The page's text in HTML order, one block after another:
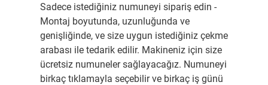
Sadece istediğiniz numuneyi sipariş edin -
Montaj boyutunda, uzunluğunda ve
genişliğinde, ve size uygun istediğiniz çekme
arabası ile tedarik edilir. Makineniz için size
ücretsiz numuneler sağlayacağız. Numuneyi
birkaç tıklamayla seçebilir ve birkaç iş günü